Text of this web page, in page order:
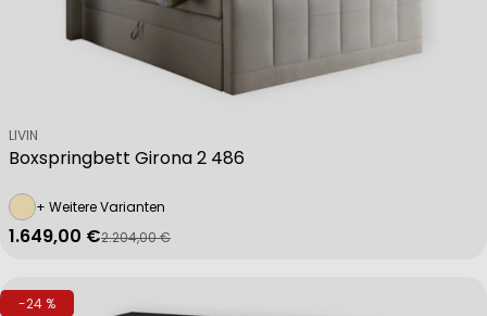
Boxspringbett Girona 2 486
Verkäufer:
LIVIN
+ Weitere Varianten
Verkaufspreis
1.649,00 €
Regulärer Preis
2.204,00 €
-24 %